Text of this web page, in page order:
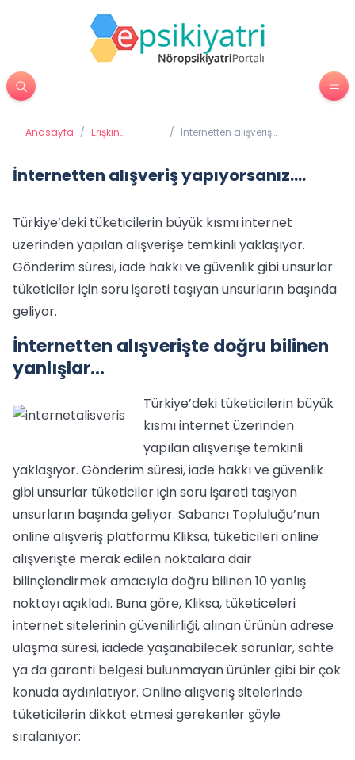
Anasayfa / Erişkin
/ İnternetten alışveriş
İnternetten alışveriş yapıyorsanız....
Türkiye’deki tüketicilerin büyük kısmı internet
üzerinden yapılan alışverişe temkinli yaklaşıyor.
Gönderim süresi, iade hakkı ve güvenlik gibi unsurlar
tüketiciler için soru işareti taşıyan unsurların başında
geliyor.
İnternetten alışverişte doğru bilinen
yanlışlar...
Türkiye’deki tüketicilerin büyük
kısmı internet üzerinden
yapılan alışverişe temkinli
yaklaşıyor. Gönderim süresi, iade hakkı ve güvenlik
gibi unsurlar tüketiciler için soru işareti taşıyan
unsurların başında geliyor. Sabancı Topluluğu’nun
online alışveriş platformu Kliksa, tüketicileri online
alışverişte merak edilen noktalara dair
bilinçlendirmek amacıyla doğru bilinen 10 yanlış
noktayı açıkladı. Buna göre, Kliksa, tüketiceleri
internet sitelerinin güvenilirliği, alınan ürünün adrese
ulaşma süresi, iadede yaşanabilecek sorunlar, sahte
ya da garanti belgesi bulunmayan ürünler gibi bir çok
konuda aydınlatıyor. Online alışveriş sitelerinde
tüketicilerin dikkat etmesi gerekenler şöyle
sıralanıyor: